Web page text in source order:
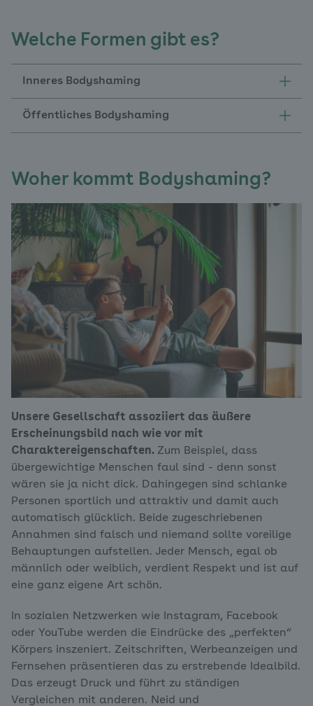
Welche Formen gibt es?
Inneres Bodyshaming
Öffentliches Bodyshaming
Woher kommt Bodyshaming?
Unsere Gesellschaft assoziiert das äußere
Erscheinungsbild nach wie vor mit
Charaktereigenschaften. Zum Beispiel, dass
übergewichtige Menschen faul sind - denn sonst
wären sie ja nicht dick. Dahingegen sind schlanke
Personen sportlich und attraktiv und damit auch
automatisch glücklich. Beide zugeschriebenen
Annahmen sind falsch und niemand sollte voreilige
Behauptungen aufstellen. Jeder Mensch, egal ob
männlich oder weiblich, verdient Respekt und ist auf
eine ganz eigene Art schön.
In sozialen Netzwerken wie Instagram, Facebook
oder YouTube werden die Eindrücke des „perfekten“
Körpers inszeniert. Zeitschriften, Werbeanzeigen und
Fernsehen präsentieren das zu erstrebende Idealbild.
Das erzeugt Druck und führt zu ständigen
Vergleichen mit anderen. Neid und